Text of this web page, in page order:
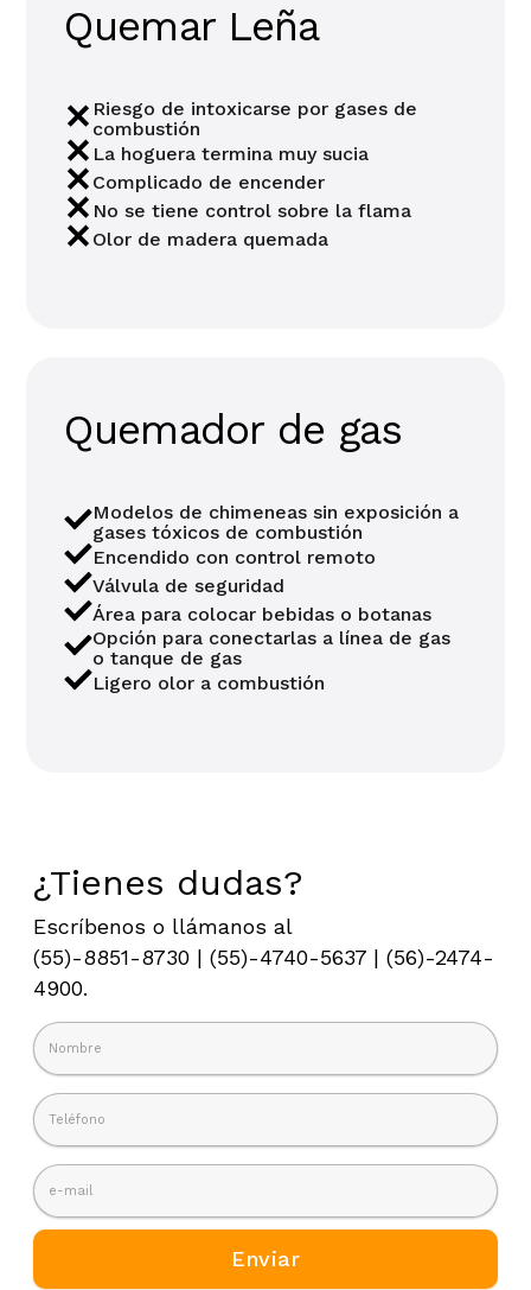
Quemar Leña
Riesgo de intoxicarse por gases de
combustión
La hoguera termina muy sucia
Complicado de encender
No se tiene control sobre la flama
Olor de madera quemada
Quemador de gas
Modelos de chimeneas sin exposición a
gases tóxicos de combustión
Encendido con control remoto
Válvula de seguridad
Área para colocar bebidas o botanas
Opción para conectarlas a línea de gas
o tanque de gas
Ligero olor a combustión
¿Tienes dudas?
Escríbenos o llámanos al
(55)-8851-8730 | (55)-4740-5637 | (56)-2474-
4900.